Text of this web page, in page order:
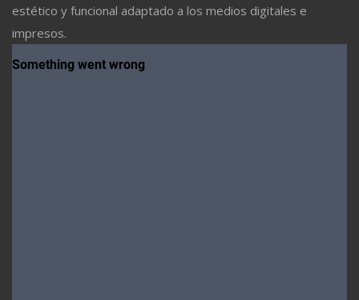
estético y funcional adaptado a los medios digitales e
impresos.